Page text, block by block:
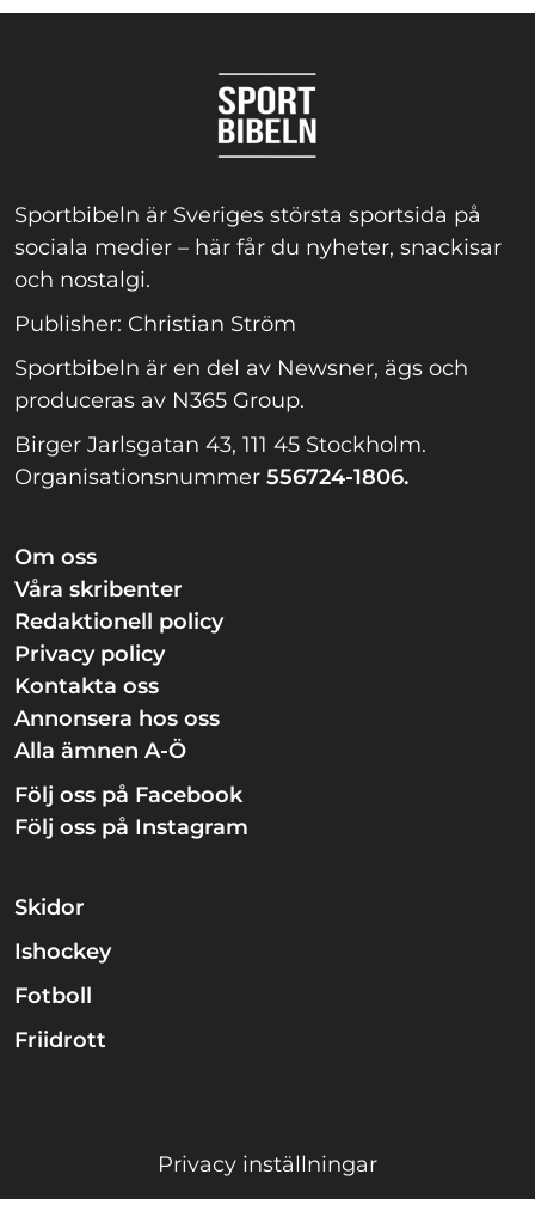
Sportbibeln är Sveriges största sportsida på
sociala medier – här får du nyheter, snackisar
och nostalgi.
Publisher: Christian Ström
Sportbibeln är en del av Newsner, ägs och
produceras av N365 Group.
Birger Jarlsgatan 43, 111 45 Stockholm.
Organisationsnummer 556724-1806.
Om oss
Våra skribenter
Redaktionell policy
Privacy policy
Kontakta oss
Annonsera hos oss
Alla ämnen A-Ö
Följ oss på Facebook
Följ oss på Instagram
Skidor
Ishockey
Fotboll
Friidrott
Privacy inställningar